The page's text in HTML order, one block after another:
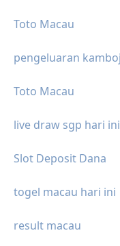
Toto Macau
pengeluaran
Toto Macau
live draw sgp hari ini
Slot Deposit Dana
togel macau hari ini
result macau